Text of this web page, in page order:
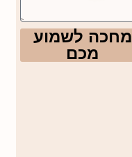
מחכה לשמוע
מכם